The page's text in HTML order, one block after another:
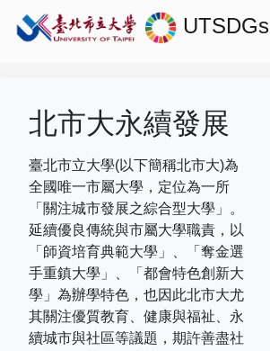
UTSDGs
北市大永續發展
臺北市立大學(以下簡稱北市大)為
全國唯一市屬大學，定位為一所
「關注城市發展之綜合型大學」。
延續優良傳統與市屬大學職責，以
「師資培育典範大學」、「奪金選
手重鎮大學」、「都會特色創新大
學」為辦學特色，也因此北市大尤
其關注優質教育、健康與福祉、永
續城市與社區等議題，期許善盡社